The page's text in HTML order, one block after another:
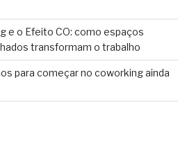
e o Efeito CO: como espaços
transformam o trabalho
para começar no coworking ainda